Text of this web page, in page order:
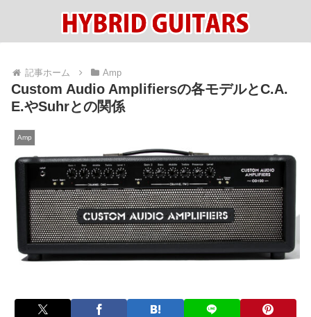
記事ホーム Amp
Custom Audio Amplifiersの各モデルとC.A.
E.やSuhrとの関係
Amp